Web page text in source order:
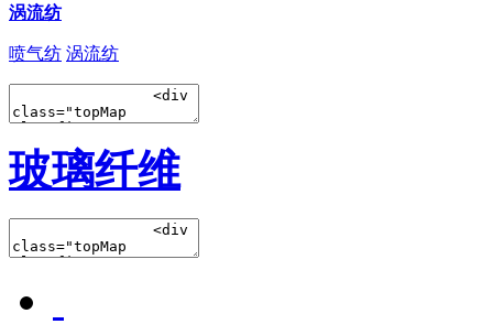
涡流纺
喷气纺 涡流纺
玻璃纤维